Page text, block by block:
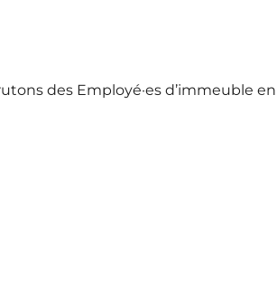
des Employé·es d’immeuble en